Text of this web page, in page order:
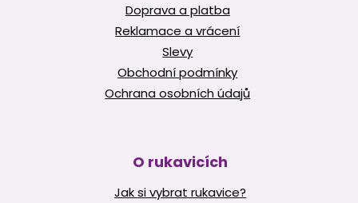
Doprava a platba
Reklamace a vrácení
Slevy
Obchodní podmínky
Ochrana osobních údajů
O rukavicích
Jak si vybrat rukavice?